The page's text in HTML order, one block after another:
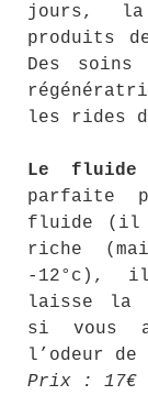
jours, la
produits
Des
les rides
Le fluide
parfaite
fluide (il
riche
-12°c),
laisse la
si vous
l’odeur
Prix : 17€